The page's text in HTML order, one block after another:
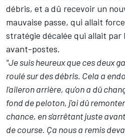
débris, et a dû recevoir un
mauvaise passe, qui allait
stratégie décalée qui allait
avant-postes.
"Je suis heureux que ces deux
roulé sur des débris. Cela a
l'aileron arrière, qu'on a dû
fond de peloton, j'ai dû
chance, en s'arrêtant juste
de course. Ça nous a remis